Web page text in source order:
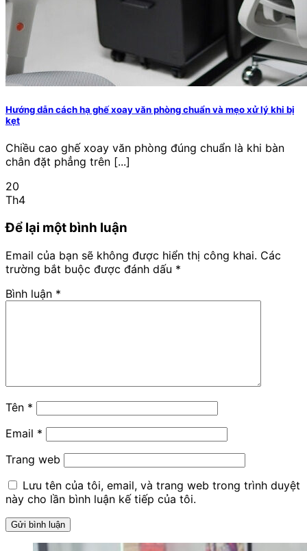
Hướng dẫn cách hạ ghế xoay văn phòng chuẩn và mẹo xử lý khi bị
kẹt
Chiều cao ghế xoay văn phòng đúng chuẩn là khi bàn
chân đặt phẳng trên [...]
20
Th4
Để lại một bình luận
Email của bạn sẽ không được hiển thị công khai. Các
trường bắt buộc được đánh dấu *
Bình luận *
Tên *
Email *
Trang web
Lưu tên của tôi, email, và trang web trong trình duyệt
này cho lần bình luận kế tiếp của tôi.